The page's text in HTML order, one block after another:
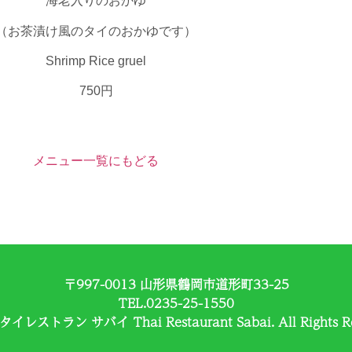
（お茶漬け風のタイのおかゆです）
Shrimp Rice gruel
750円
メニュー一覧にもどる
〒997-0013 山形県鶴岡市道形町33-25
TEL.0235-25-1550
イレストラン サバイ Thai Restaurant Sabai. All Rights